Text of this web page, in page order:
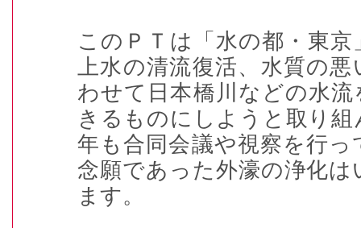
このＰＴは「水の都・東
上水の清流復活、水質の
わせて日本橋川などの水
きるものにしようと取り
年も合同会議や視察を行
念願であった外濠の浄化
ます。